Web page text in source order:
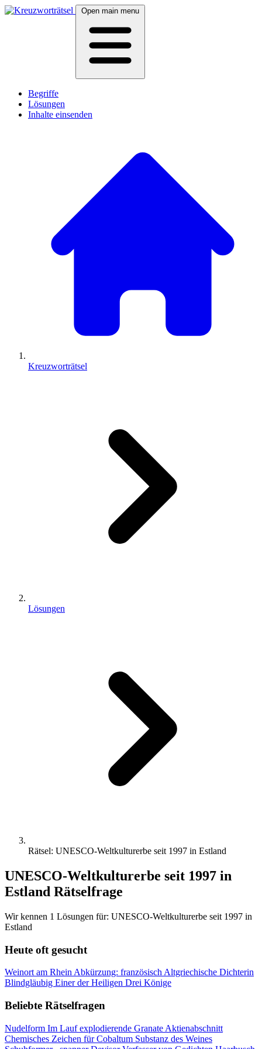
Open main menu
Begriffe
Lösungen
Inhalte einsenden
Kreuzworträtsel
Lösungen
Rätsel: UNESCO-Weltkulturerbe seit 1997 in Estland
UNESCO-Weltkulturerbe seit 1997 in
Estland Rätselfrage
Wir kennen 1 Lösungen für: UNESCO-Weltkulturerbe seit 1997 in
Estland
Heute oft gesucht
Weinort am Rhein Abkürzung: französisch Altgriechische Dichterin
Blindgläubig Einer der Heiligen Drei Könige
Beliebte Rätselfragen
Nudelform Im Lauf explodierende Granate Aktienabschnitt
Chemisches Zeichen für Cobaltum Substanz des Weines